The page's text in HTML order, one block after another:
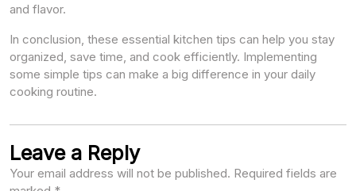
and flavor.
In conclusion, these essential kitchen tips can help you stay
organized, save time, and cook efficiently. Implementing
some simple tips can make a big difference in your daily
cooking routine.
Leave a Reply
Your email address will not be published. Required fields are